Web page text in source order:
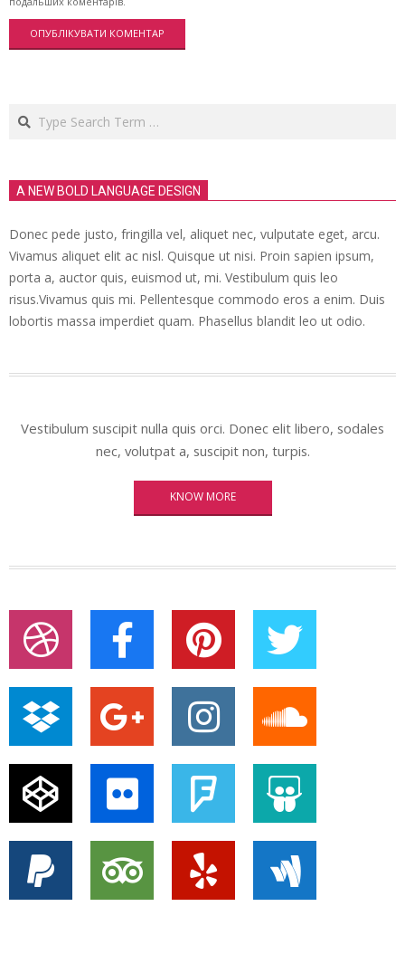
Search
A NEW BOLD LANGUAGE DESIGN
Donec pede justo, fringilla vel, aliquet nec, vulputate eget, arcu.
Vivamus aliquet elit ac nisl. Quisque ut nisi. Proin sapien ipsum,
porta a, auctor quis, euismod ut, mi. Vestibulum quis leo
risus.Vivamus quis mi. Pellentesque commodo eros a enim. Duis
lobortis massa imperdiet quam. Phasellus blandit leo ut odio.
Vestibulum suscipit nulla quis orci. Donec elit libero, sodales
nec, volutpat a, suscipit non, turpis.
KNOW MORE